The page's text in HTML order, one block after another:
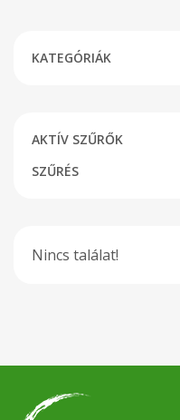
KATEGÓRIÁK
AKTÍV SZŰRŐK
SZŰRÉS
Nincs találat!